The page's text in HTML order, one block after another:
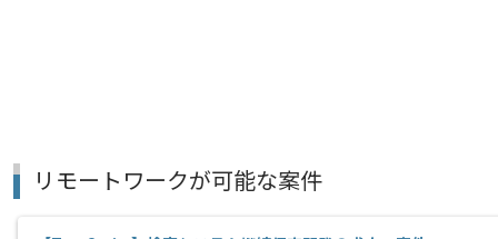
リモートワークが可能な案件